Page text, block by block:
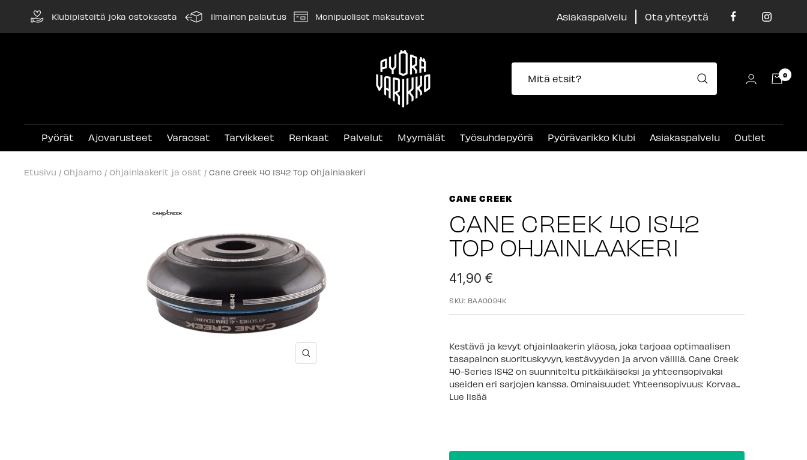
sisältöön
Klubipisteitä joka ostoksesta Ilmainen palautus Monipuoliset maksutavat Asiakaspalvelu Ota yhteyttä
Pyörävarikko
0
Pyörät Ajovarusteet Varaosat Tarvikkeet Renkaat Palvelut Myymälät Työsuhdepyörä Pyörävarikko Klubi Asiakaspalvelu Outlet
Etusivu Ohjaamo Ohjainlaakerit ja osat Cane Creek 40 IS42 Top Ohjainlaakeri
Suurenna
CANE CREEK
CANE CREEK 40 IS42
TOP OHJAINLAAKERI
Alennushinta
41,90 €
SKU: BAA0094K
Kestävä ja kevyt ohjainlaakerin yläosa, joka tarjoaa optimaalisen
tasapainon suorituskyvyn, kestävyyden ja arvon välillä. Cane Creek
40-Series IS42 on suunniteltu pitkäikäiseksi ja yhteensopivaksi
useiden eri sarjojen kanssa. Ominaisuudet Yhteensopivuus: Korvaa...
Lue lisää